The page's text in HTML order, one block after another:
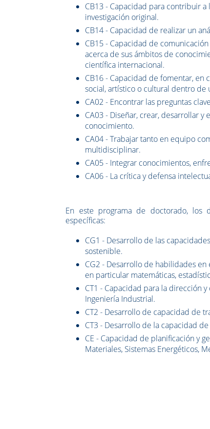
CB13 - Capacidad para contribuir
investigación original.
CB14 - Capacidad de realizar un
CB15 - Capacidad de
acerca de sus ámbitos de
científica internacional.
CB16 - Capacidad de fomentar, en
social, artístico o cultural dentro
CA02 - Encontrar las preguntas
CA03 - Diseñar, crear, desarrollar
conocimiento.
CA04 - Trabajar tanto en equipo
multidisciplinar.
CA05 - Integrar conocimientos,
CA06 - La crítica y defensa
En este programa de doctorado, los
específicas:
CG1 - Desarrollo de las
sostenible.
CG2 - Desarrollo de habilidades
en particular matemáticas,
CT1 - Capacidad para la dirección
Ingeniería Industrial.
CT2 - Desarrollo de capacidad de
CT3 - Desarrollo de la capacidad
CE - Capacidad de planificación y
Materiales, Sistemas Energéticos,